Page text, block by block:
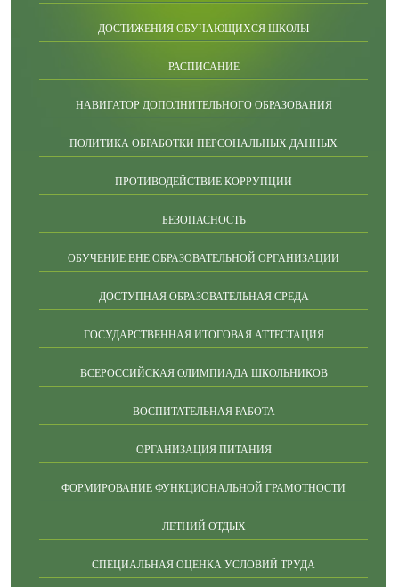
ДОСТИЖЕНИЯ ОБУЧАЮЩИХСЯ ШКОЛЫ
РАСПИСАНИЕ
НАВИГАТОР ДОПОЛНИТЕЛЬНОГО ОБРАЗОВАНИЯ
ПОЛИТИКА ОБРАБОТКИ ПЕРСОНАЛЬНЫХ ДАННЫХ
ПРОТИВОДЕЙСТВИЕ КОРРУПЦИИ
БЕЗОПАСНОСТЬ
ОБУЧЕНИЕ ВНЕ ОБРАЗОВАТЕЛЬНОЙ ОРГАНИЗАЦИИ
ДОСТУПНАЯ ОБРАЗОВАТЕЛЬНАЯ СРЕДА
ГОСУДАРСТВЕННАЯ ИТОГОВАЯ АТТЕСТАЦИЯ
ВСЕРОССИЙСКАЯ ОЛИМПИАДА ШКОЛЬНИКОВ
ВОСПИТАТЕЛЬНАЯ РАБОТА
ОРГАНИЗАЦИЯ ПИТАНИЯ
ФОРМИРОВАНИЕ ФУНКЦИОНАЛЬНОЙ ГРАМОТНОСТИ
ЛЕТНИЙ ОТДЫХ
СПЕЦИАЛЬНАЯ ОЦЕНКА УСЛОВИЙ ТРУДА